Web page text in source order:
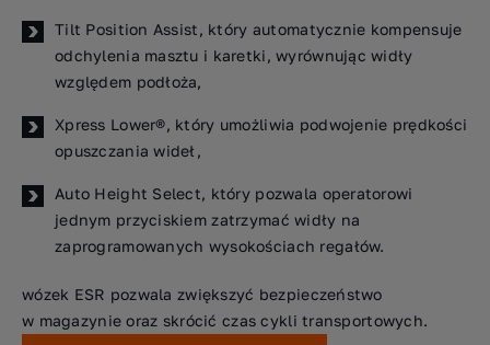
Tilt Position Assist, który automatycznie kompensuje
odchylenia masztu i karetki, wyrównując widły
względem podłoża,
Xpress Lower®, który umożliwia podwojenie prędkości
opuszczania wideł,
Auto Height Select, który pozwala operatorowi
jednym przyciskiem zatrzymać widły na
zaprogramowanych wysokościach regałów.
wózek ESR pozwala zwiększyć bezpieczeństwo
w magazynie oraz skrócić czas cykli transportowych.